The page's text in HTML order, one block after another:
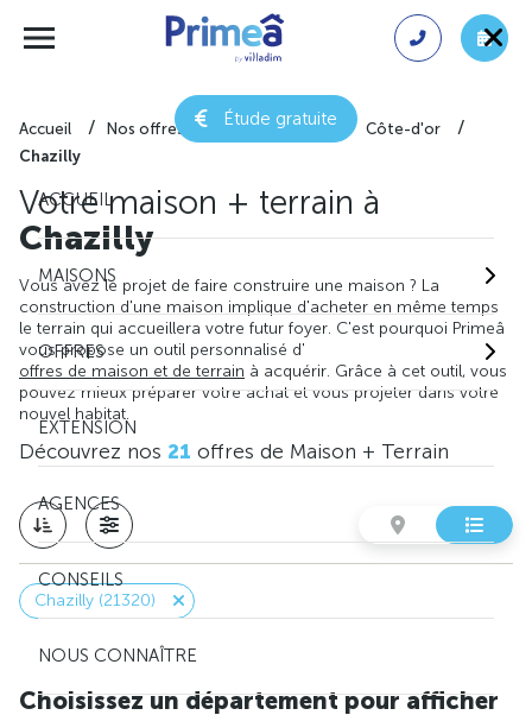
Étude gratuite
ACCUEIL
MAISONS
OFFRES
EXTENSION
AGENCES
CONSEILS
NOUS CONNAÎTRE
Accueil Nos offres de maison + terrain
Côte-d'or
Chazilly
Votre maison + terrain à
Chazilly
Vous avez le projet de faire construire une maison ? La
construction d'une maison implique d'acheter en même temps
le terrain qui accueillera votre futur foyer. C'est pourquoi Primeâ
vous propose un outil personnalisé d'
offres de maison et de terrain à acquérir. Grâce à cet outil, vous
pouvez mieux préparer votre achat et vous projeter dans votre
nouvel habitat.
Découvrez nos 21 offres de Maison + Terrain
Chazilly (21320)
Choisissez un département pour afficher